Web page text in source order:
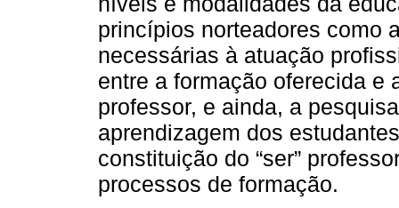
princípios norteadores como
necessárias à atuação
entre a formação oferecida e
professor, e ainda, a
aprendizagem dos
constituição do “ser”
processos de formação.